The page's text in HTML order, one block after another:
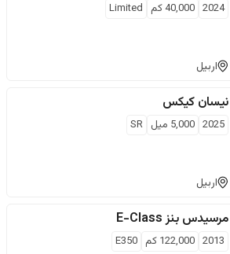
2024
40,000كم Limited
اربيل
نيسان كيكس
2025
5,000 ميل SR
اربيل
مرسيدس بنز E-Class
2013
122,000 كم E350